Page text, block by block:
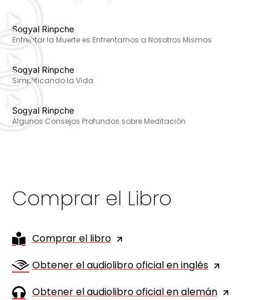
Sogyal Rinpche
Enfrentar la Muerte es Enfrentarnos a Nosotros Mismos
Sogyal Rinpche
Simplificando la Vida
Sogyal Rinpche
Algunos Consejos Profundos sobre Meditación
Comprar el Libro
Comprar el libro
Obtener el audiolibro oficial en inglés
Obtener el audiolibro oficial en alemán